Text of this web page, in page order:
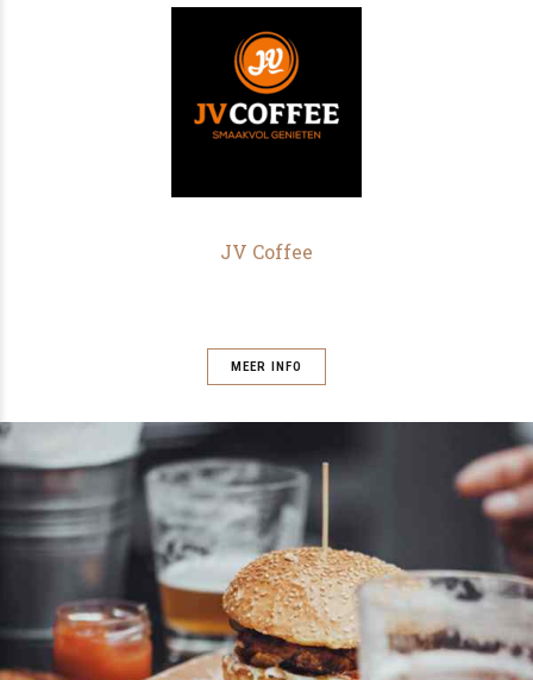
JV Coffee
MEER INFO